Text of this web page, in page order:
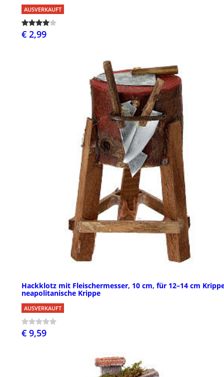
AUSVERKAUFT
€ 2,99
Hackklotz mit Fleischermesser, 10 cm, für 12–14 cm
neapolitanische Krippe
AUSVERKAUFT
€ 9,59